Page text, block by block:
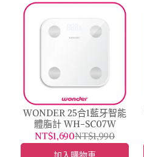
WONDER 25合1藍牙智能
體脂計 WH-SC07W
NT$1,690NT$1,990